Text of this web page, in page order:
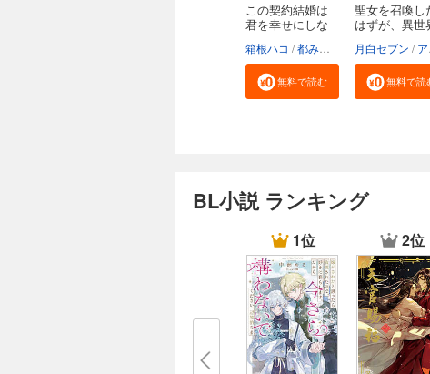
この契約結婚は
君を幸せにしな
箱根ハコ 都みめこ
無料で読む
聖女を召喚し
はずが、異世
月白セブン アヒル森下
無料で読
BL小説 ランキング
1位 2位